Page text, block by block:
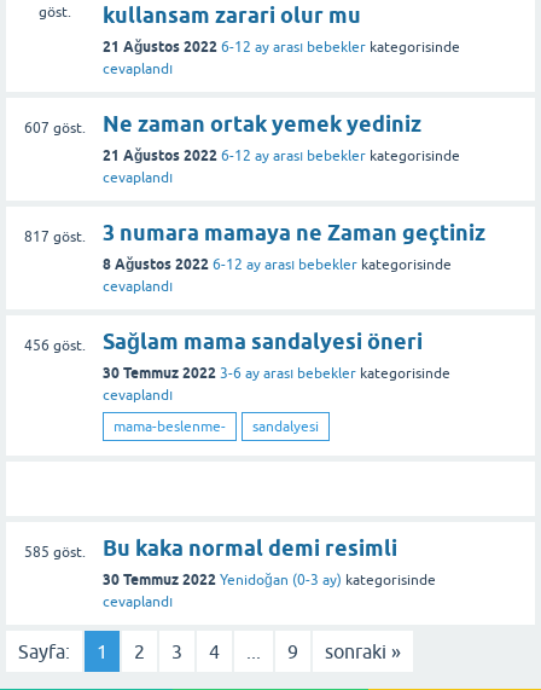
göst.
kullansam zarari olur mu
21 Ağustos 2022 6-12 ay arası bebekler kategorisinde
cevaplandı
607 göst. Ne zaman ortak yemek yediniz
21 Ağustos 2022 6-12 ay arası bebekler kategorisinde
cevaplandı
817 göst. 3 numara mamaya ne Zaman geçtiniz
8 Ağustos 2022 6-12 ay arası bebekler kategorisinde
cevaplandı
456 göst. Sağlam mama sandalyesi öneri
30 Temmuz 2022 3-6 ay arası bebekler kategorisinde
cevaplandı
mama-beslenme-
sandalyesi
585 göst. Bu kaka normal demi resimli
30 Temmuz 2022 Yenidoğan (0-3 ay) kategorisinde
cevaplandı
Sayfa: 1 2 3 4 9 sonraki »